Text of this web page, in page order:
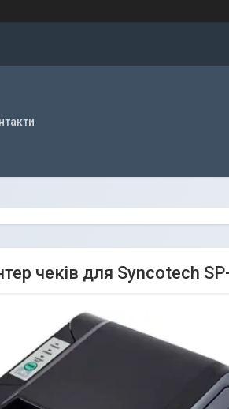
чеків для Syncotech